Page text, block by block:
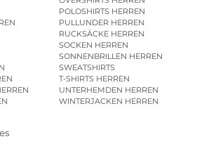
POLOSHIRTS HERREN
PULLUNDER HERREN
RUCKSÄCKE HERREN
SOCKEN HERREN
SONNENBRILLEN HERREN
SWEATSHIRTS
T-SHIRTS HERREN
UNTERHEMDEN HERREN
WINTERJACKEN HERREN